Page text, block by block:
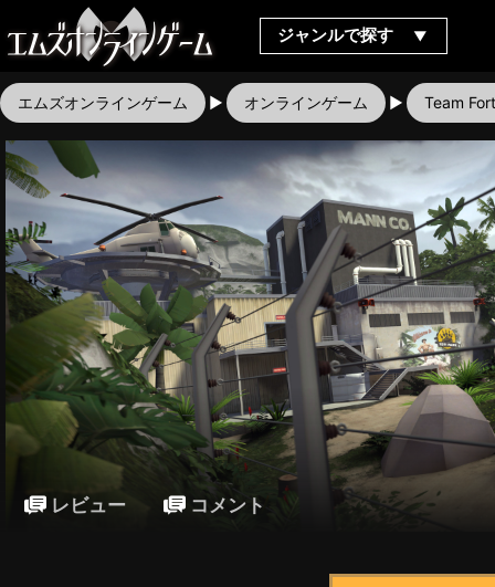
ジャンルで探す
エムズオンラインゲーム オンラインゲーム Team
レビュー コメント